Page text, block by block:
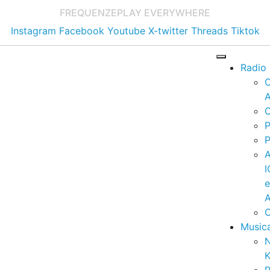
FREQUENZEPLAY EVERYWHERE
Instagram Facebook Youtube X-twitter Threads Tiktok
Radio
e